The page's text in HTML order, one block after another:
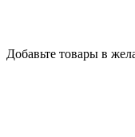
Добавьте товары в